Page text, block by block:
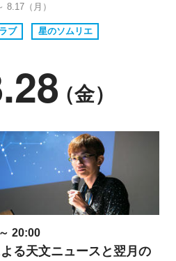
8.17（月）
ブ 星のソムリエ
（金）
20:00
る天文ニュースと翌月の